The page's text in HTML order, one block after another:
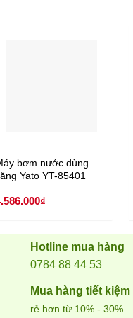
bơm nước dùng
Yato YT-85401
₫
Hotline mua hàng
0784 88 44 53
Mua hàng tiết kiệm
rẻ hơn từ 10% - 30%